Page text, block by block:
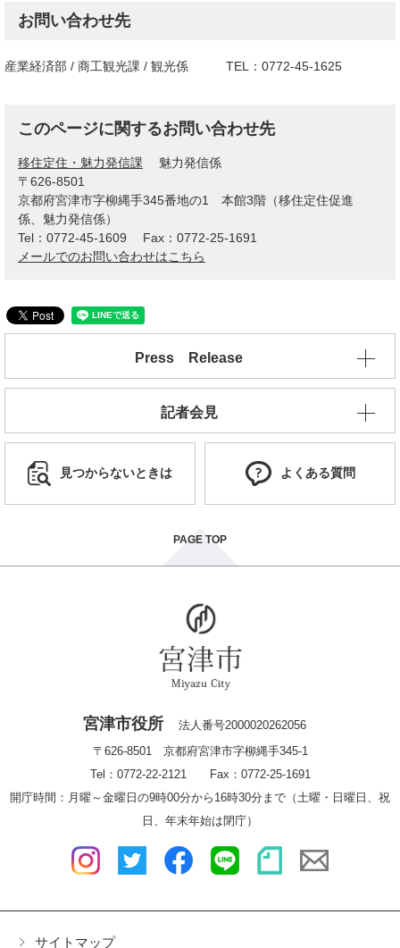
お問い合わせ先
産業経済部 / 商工観光課 / 観光係 TEL：0772-45-1625
このページに関するお問い合わせ先
移住定住・魅力発信課
魅力発信係
〒626-8501
京都府宮津市字柳縄手345番地の1 本館3階（移住定住促進
係、魅力発信係）
Tel：0772-45-1609
Fax：0772-25-1691
メールでのお問い合わせはこちら
Press Release
記者会見
見つからないときは よくある質問
PAGE TOP
サイトマップ
宮津市役所
法人番号2000020262056
〒626-8501 京都府宮津市字柳縄手345-1
Tel：0772-22-2121 Fax：0772-25-1691
開庁時間：月曜～金曜日の9時00分から16時30分まで（土曜・日曜日、祝
日、年末年始は閉庁）